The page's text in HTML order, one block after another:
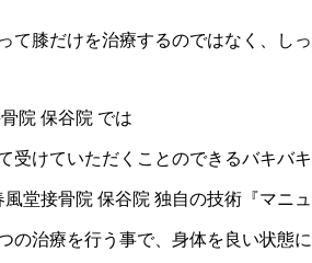
て膝だけを治療するのではなく、し
院 保谷院 では
受けていただくことのできるバキバ
風堂接骨院 保谷院 独自の技術『マニ
の治療を行う事で、身体を良い状態に